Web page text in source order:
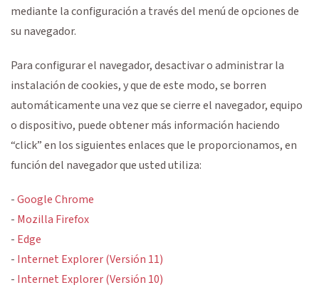
mediante la configuración a través del menú de opciones de
su navegador.
Para configurar el navegador, desactivar o administrar la
instalación de cookies, y que de este modo, se borren
automáticamente una vez que se cierre el navegador, equipo
o dispositivo, puede obtener más información haciendo
“click” en los siguientes enlaces que le proporcionamos, en
función del navegador que usted utiliza:
-Google Chrome
- Mozilla Firefox
- Edge
- Internet Explorer (Versión 11)
- Internet Explorer (Versión 10)